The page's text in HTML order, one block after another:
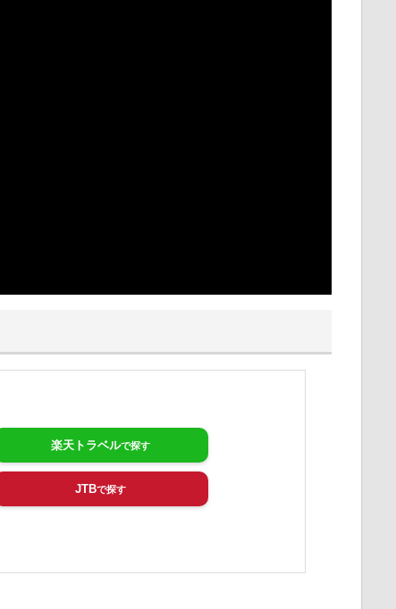
楽天トラベル
JTB